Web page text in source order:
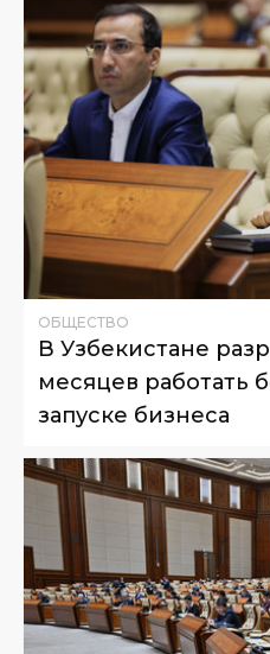
ОБЩЕСТВО
В Узбекистане
месяцев работать
запуске бизнеса